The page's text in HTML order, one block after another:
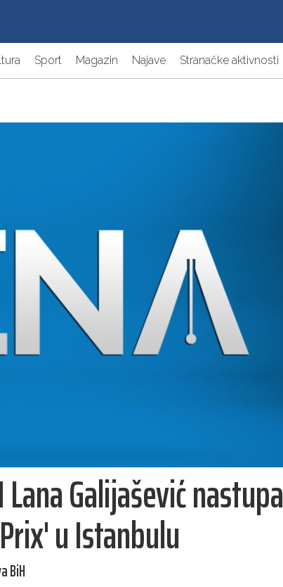
Sport Magazin Najave Stranačke aktivnosti
Galijašević nastupa
u Istanbulu
BiH